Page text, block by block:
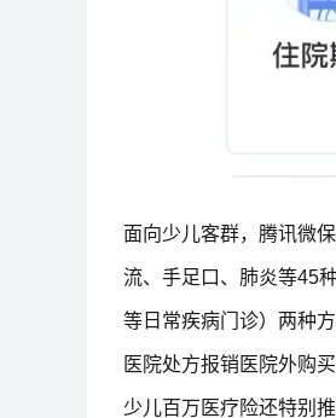
面向少儿客群，腾讯微
流、手足口、肺炎等45
等日常疾病门诊）两种
医院处方报销医院外购
少儿百万医疗险还特别